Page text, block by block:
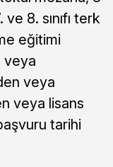
8. sınıfı terk
eğitimi
veya
veya
veya lisans
tarihi